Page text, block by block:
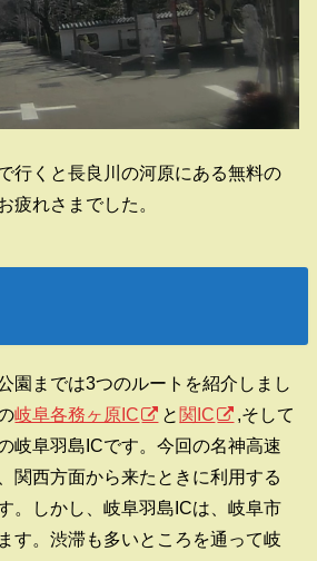
行くと長良川の河原にある無料の
疲れさまでした。
園までは3つのルートを紹介しまし
岐阜各務ヶ原IC と関IC
,そして
岐阜羽島ICです。今回の名神高速
関西方面から来たときに利用する
。しかし、岐阜羽島ICは、岐阜市
す。渋滞も多いところを通って岐